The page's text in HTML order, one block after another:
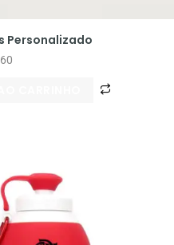
Personalizado